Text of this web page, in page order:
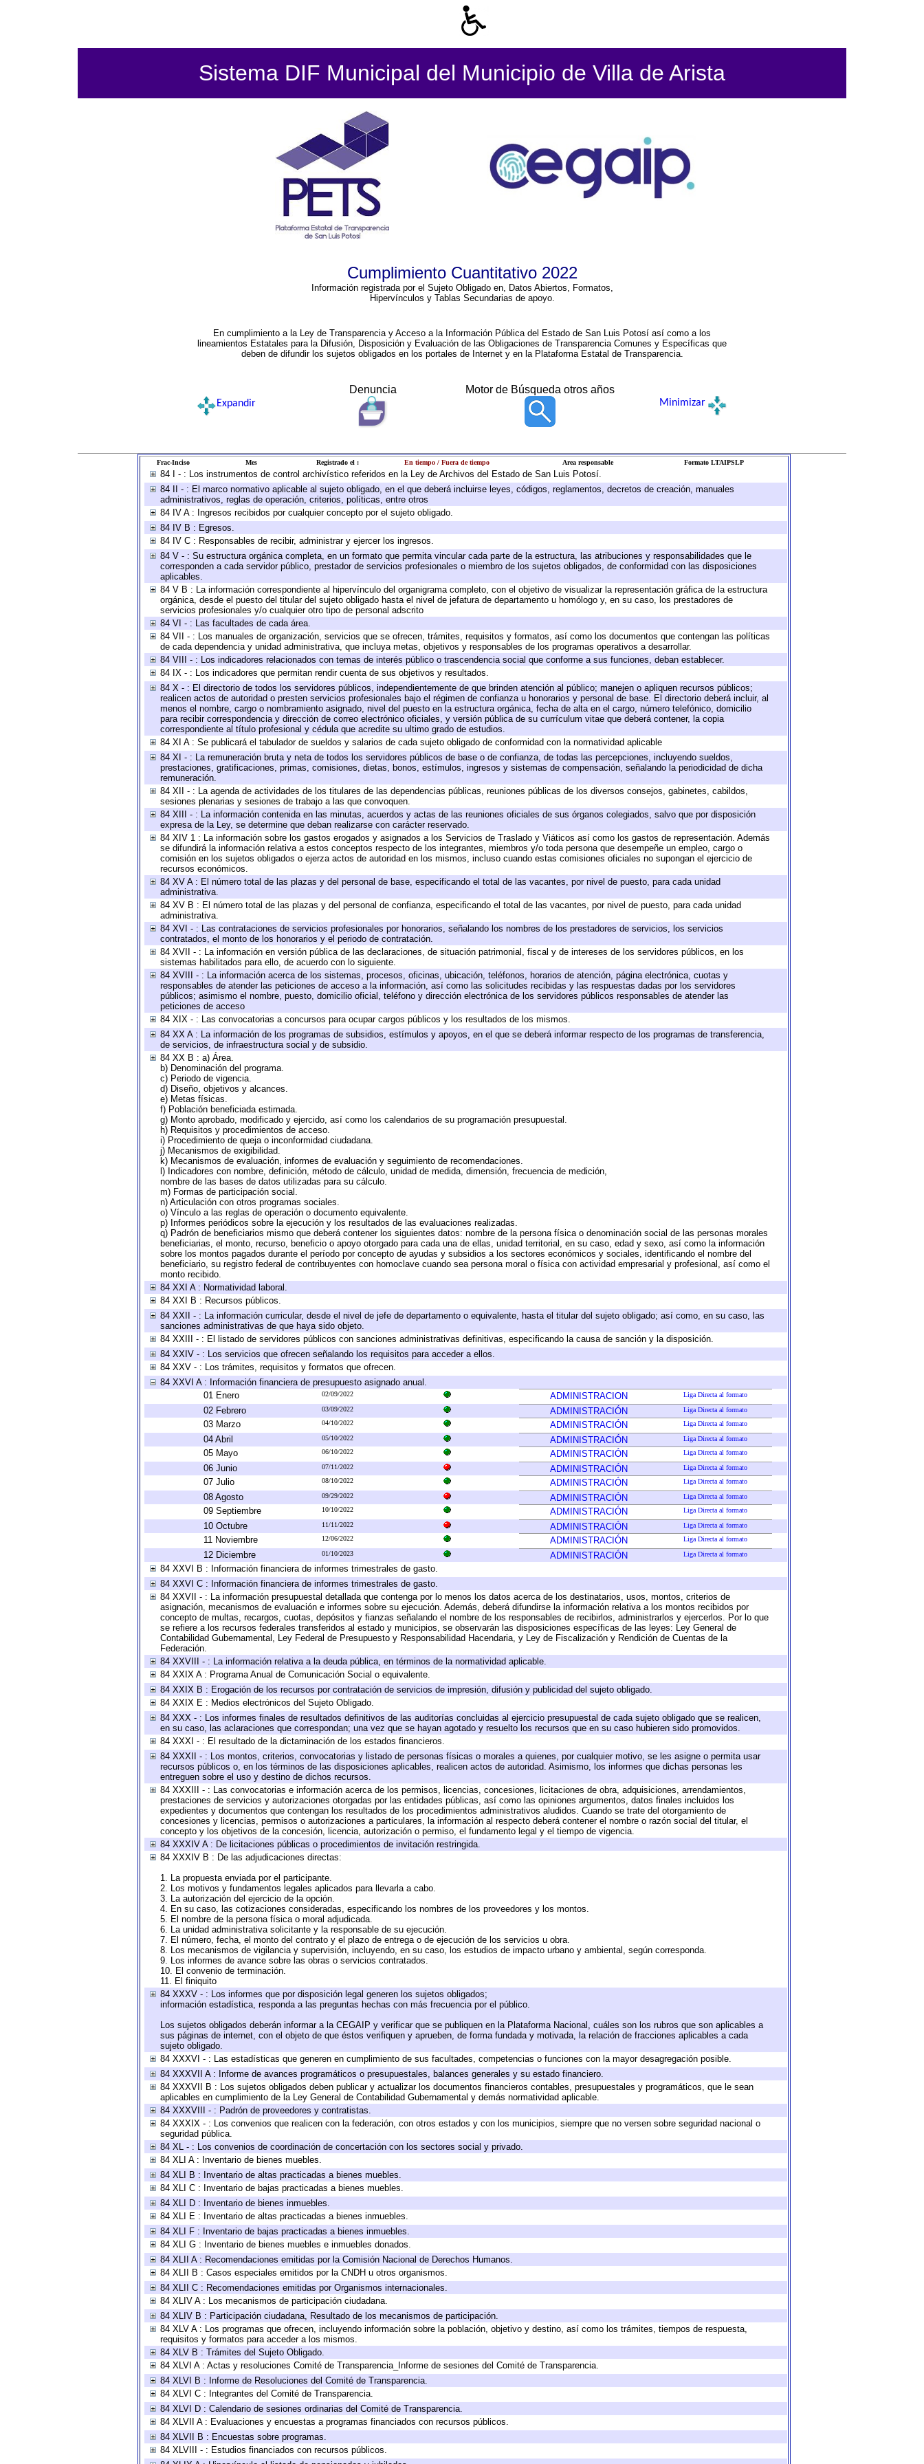
Sistema DIF Municipal del Municipio de Villa de Arista
Cumplimiento Cuantitativo 2022
Información registrada por el Sujeto Obligado en, Datos Abiertos, Formatos,
Hipervínculos y Tablas Secundarias de apoyo.
En cumplimiento a la Ley de Transparencia y Acceso a la Información Pública del Estado de San Luis Potosí así como a los
lineamientos Estatales para la Difusión, Disposición y Evaluación de las Obligaciones de Transparencia Comunes y Específicas que
deben de difundir los sujetos obligados en los portales de Internet y en la Plataforma Estatal de Transparencia.
Denuncia Motor de Búsqueda otros años
Expandir Minimizar
Frac-Inciso Mes Registrado el : En tiempo / Fuera de tiempo Area responsable Formato LTAIPSLP
84 I - : Los instrumentos de control archivístico referidos en la Ley de Archivos del Estado de San Luis Potosí.
84 II - : El marco normativo aplicable al sujeto obligado, en el que deberá incluirse leyes, códigos, reglamentos, decretos de creación, manuales
administrativos, reglas de operación, criterios, políticas, entre otros
84 IV A : Ingresos recibidos por cualquier concepto por el sujeto obligado.
84 IV B : Egresos.
84 IV C : Responsables de recibir, administrar y ejercer los ingresos.
84 V - : Su estructura orgánica completa, en un formato que permita vincular cada parte de la estructura, las atribuciones y responsabilidades que le
corresponden a cada servidor público, prestador de servicios profesionales o miembro de los sujetos obligados, de conformidad con las disposiciones
aplicables.
84 V B : La información correspondiente al hipervínculo del organigrama completo, con el objetivo de visualizar la representación gráfica de la estructura
orgánica, desde el puesto del titular del sujeto obligado hasta el nivel de jefatura de departamento u homólogo y, en su caso, los prestadores de
servicios profesionales y/o cualquier otro tipo de personal adscrito
84 VI - : Las facultades de cada área.
84 VII - : Los manuales de organización, servicios que se ofrecen, trámites, requisitos y formatos, así como los documentos que contengan las políticas
de cada dependencia y unidad administrativa, que incluya metas, objetivos y responsables de los programas operativos a desarrollar.
84 VIII - : Los indicadores relacionados con temas de interés público o trascendencia social que conforme a sus funciones, deban establecer.
84 IX - : Los indicadores que permitan rendir cuenta de sus objetivos y resultados.
84 X - : El directorio de todos los servidores públicos, independientemente de que brinden atención al público; manejen o apliquen recursos públicos;
realicen actos de autoridad o presten servicios profesionales bajo el régimen de confianza u honorarios y personal de base. El directorio deberá incluir, al
menos el nombre, cargo o nombramiento asignado, nivel del puesto en la estructura orgánica, fecha de alta en el cargo, número telefónico, domicilio
para recibir correspondencia y dirección de correo electrónico oficiales, y versión pública de su currículum vitae que deberá contener, la copia
correspondiente al título profesional y cédula que acredite su ultimo grado de estudios.
84 XI A : Se publicará el tabulador de sueldos y salarios de cada sujeto obligado de conformidad con la normatividad aplicable
84 XI - : La remuneración bruta y neta de todos los servidores públicos de base o de confianza, de todas las percepciones, incluyendo sueldos,
prestaciones, gratificaciones, primas, comisiones, dietas, bonos, estímulos, ingresos y sistemas de compensación, señalando la periodicidad de dicha
remuneración.
84 XII - : La agenda de actividades de los titulares de las dependencias públicas, reuniones públicas de los diversos consejos, gabinetes, cabildos,
sesiones plenarias y sesiones de trabajo a las que convoquen.
84 XIII - : La información contenida en las minutas, acuerdos y actas de las reuniones oficiales de sus órganos colegiados, salvo que por disposición
expresa de la Ley, se determine que deban realizarse con carácter reservado.
84 XIV 1 : La información sobre los gastos erogados y asignados a los Servicios de Traslado y Viáticos así como los gastos de representación. Además
se difundirá la información relativa a estos conceptos respecto de los integrantes, miembros y/o toda persona que desempeñe un empleo, cargo o
comisión en los sujetos obligados o ejerza actos de autoridad en los mismos, incluso cuando estas comisiones oficiales no supongan el ejercicio de
recursos económicos.
84 XV A : El número total de las plazas y del personal de base, especificando el total de las vacantes, por nivel de puesto, para cada unidad
administrativa.
84 XV B : El número total de las plazas y del personal de confianza, especificando el total de las vacantes, por nivel de puesto, para cada unidad
administrativa.
84 XVI - : Las contrataciones de servicios profesionales por honorarios, señalando los nombres de los prestadores de servicios, los servicios
contratados, el monto de los honorarios y el periodo de contratación.
84 XVII - : La información en versión pública de las declaraciones, de situación patrimonial, fiscal y de intereses de los servidores públicos, en los
sistemas habilitados para ello, de acuerdo con lo siguiente.
84 XVIII - : La información acerca de los sistemas, procesos, oficinas, ubicación, teléfonos, horarios de atención, página electrónica, cuotas y
responsables de atender las peticiones de acceso a la información, así como las solicitudes recibidas y las respuestas dadas por los servidores
públicos; asimismo el nombre, puesto, domicilio oficial, teléfono y dirección electrónica de los servidores públicos responsables de atender las
peticiones de acceso
84 XIX - : Las convocatorias a concursos para ocupar cargos públicos y los resultados de los mismos.
84 XX A : La información de los programas de subsidios, estímulos y apoyos, en el que se deberá informar respecto de los programas de transferencia,
de servicios, de infraestructura social y de subsidio.
84 XX B : a) Área.
b) Denominación del programa.
c) Periodo de vigencia.
d) Diseño, objetivos y alcances.
e) Metas físicas.
f) Población beneficiada estimada.
g) Monto aprobado, modificado y ejercido, así como los calendarios de su programación presupuestal.
h) Requisitos y procedimientos de acceso.
i) Procedimiento de queja o inconformidad ciudadana.
j) Mecanismos de exigibilidad.
k) Mecanismos de evaluación, informes de evaluación y seguimiento de recomendaciones.
l) Indicadores con nombre, definición, método de cálculo, unidad de medida, dimensión, frecuencia de medición,
nombre de las bases de datos utilizadas para su cálculo.
m) Formas de participación social.
n) Articulación con otros programas sociales.
o) Vínculo a las reglas de operación o documento equivalente.
p) Informes periódicos sobre la ejecución y los resultados de las evaluaciones realizadas.
q) Padrón de beneficiarios mismo que deberá contener los siguientes datos: nombre de la persona física o denominación social de las personas morales
beneficiarias, el monto, recurso, beneficio o apoyo otorgado para cada una de ellas, unidad territorial, en su caso, edad y sexo, así como la información
sobre los montos pagados durante el período por concepto de ayudas y subsidios a los sectores económicos y sociales, identificando el nombre del
beneficiario, su registro federal de contribuyentes con homoclave cuando sea persona moral o física con actividad empresarial y profesional, así como el
monto recibido.
84 XXI A : Normatividad laboral.
84 XXI B : Recursos públicos.
84 XXII - : La información curricular, desde el nivel de jefe de departamento o equivalente, hasta el titular del sujeto obligado; así como, en su caso, las
sanciones administrativas de que haya sido objeto.
84 XXIII - : El listado de servidores públicos con sanciones administrativas definitivas, especificando la causa de sanción y la disposición.
84 XXIV - : Los servicios que ofrecen señalando los requisitos para acceder a ellos.
84 XXV - : Los trámites, requisitos y formatos que ofrecen.
84 XXVI A : Información financiera de presupuesto asignado anual.
01 Enero
02/09/2022 ADMINISTRACION Liga Directa al formato
02 Febrero 03/09/2022 ADMINISTRACIÓN Liga Directa al formato
03 Marzo 04/10/2022 ADMINISTRACIÓN Liga Directa al formato
04 Abril 05/10/2022 ADMINISTRACIÓN Liga Directa al formato
05 Mayo 06/10/2022 ADMINISTRACIÓN Liga Directa al formato
06 Junio 07/11/2022 ADMINISTRACIÓN Liga Directa al formato
07 Julio 08/10/2022 ADMINISTRACIÓN Liga Directa al formato
08 Agosto 09/29/2022 ADMINISTRACIÓN Liga Directa al formato
09 Septiembre 10/10/2022 ADMINISTRACIÓN Liga Directa al formato
10 Octubre 11/11/2022 ADMINISTRACIÓN Liga Directa al formato
11 Noviembre 12/06/2022 ADMINISTRACIÓN Liga Directa al formato
12 Diciembre 01/10/2023 ADMINISTRACIÓN Liga Directa al formato
84 XXVI B : Información financiera de informes trimestrales de gasto.
84 XXVI C : Información financiera de informes trimestrales de gasto.
84 XXVII - : La información presupuestal detallada que contenga por lo menos los datos acerca de los destinatarios, usos, montos, criterios de
asignación, mecanismos de evaluación e informes sobre su ejecución. Además, deberá difundirse la información relativa a los montos recibidos por
concepto de multas, recargos, cuotas, depósitos y fianzas señalando el nombre de los responsables de recibirlos, administrarlos y ejercerlos. Por lo que
se refiere a los recursos federales transferidos al estado y municipios, se observarán las disposiciones específicas de las leyes: Ley General de
Contabilidad Gubernamental, Ley Federal de Presupuesto y Responsabilidad Hacendaria, y Ley de Fiscalización y Rendición de Cuentas de la
Federación.
84 XXVIII - : La información relativa a la deuda pública, en términos de la normatividad aplicable.
84 XXIX A : Programa Anual de Comunicación Social o equivalente.
84 XXIX B : Erogación de los recursos por contratación de servicios de impresión, difusión y publicidad del sujeto obligado.
84 XXIX E : Medios electrónicos del Sujeto Obligado.
84 XXX - : Los informes finales de resultados definitivos de las auditorías concluidas al ejercicio presupuestal de cada sujeto obligado que se realicen,
en su caso, las aclaraciones que correspondan; una vez que se hayan agotado y resuelto los recursos que en su caso hubieren sido promovidos.
84 XXXI - : El resultado de la dictaminación de los estados financieros.
84 XXXII - : Los montos, criterios, convocatorias y listado de personas físicas o morales a quienes, por cualquier motivo, se les asigne o permita usar
recursos públicos o, en los términos de las disposiciones aplicables, realicen actos de autoridad. Asimismo, los informes que dichas personas les
entreguen sobre el uso y destino de dichos recursos.
84 XXXIII - : Las convocatorias e información acerca de los permisos, licencias, concesiones, licitaciones de obra, adquisiciones, arrendamientos,
prestaciones de servicios y autorizaciones otorgadas por las entidades públicas, así como las opiniones argumentos, datos finales incluidos los
expedientes y documentos que contengan los resultados de los procedimientos administrativos aludidos. Cuando se trate del otorgamiento de
concesiones y licencias, permisos o autorizaciones a particulares, la información al respecto deberá contener el nombre o razón social del titular, el
concepto y los objetivos de la concesión, licencia, autorización o permiso, el fundamento legal y el tiempo de vigencia.
84 XXXIV A : De licitaciones públicas o procedimientos de invitación restringida.
84 XXXIV B : De las adjudicaciones directas:
1. La propuesta enviada por el participante.
2. Los motivos y fundamentos legales aplicados para llevarla a cabo.
3. La autorización del ejercicio de la opción.
4. En su caso, las cotizaciones consideradas, especificando los nombres de los proveedores y los montos.
5. El nombre de la persona física o moral adjudicada.
6. La unidad administrativa solicitante y la responsable de su ejecución.
7. El número, fecha, el monto del contrato y el plazo de entrega o de ejecución de los servicios u obra.
8. Los mecanismos de vigilancia y supervisión, incluyendo, en su caso, los estudios de impacto urbano y ambiental, según corresponda.
9. Los informes de avance sobre las obras o servicios contratados.
10. El convenio de terminación.
11. El finiquito
84 XXXV - : Los informes que por disposición legal generen los sujetos obligados;
información estadística, responda a las preguntas hechas con más frecuencia por el público.
Los sujetos obligados deberán informar a la CEGAIP y verificar que se publiquen en la Plataforma Nacional, cuáles son los rubros que son aplicables a
sus páginas de internet, con el objeto de que éstos verifiquen y aprueben, de forma fundada y motivada, la relación de fracciones aplicables a cada
sujeto obligado.
84 XXXVI - : Las estadísticas que generen en cumplimiento de sus facultades, competencias o funciones con la mayor desagregación posible.
84 XXXVII A : Informe de avances programáticos o presupuestales, balances generales y su estado financiero.
84 XXXVII B : Los sujetos obligados deben publicar y actualizar los documentos financieros contables, presupuestales y programáticos, que le sean
aplicables en cumplimiento de la Ley General de Contabilidad Gubernamental y demás normatividad aplicable.
84 XXXVIII - : Padrón de proveedores y contratistas.
84 XXXIX - : Los convenios que realicen con la federación, con otros estados y con los municipios, siempre que no versen sobre seguridad nacional o
seguridad pública.
84 XL - : Los convenios de coordinación de concertación con los sectores social y privado.
84 XLI A : Inventario de bienes muebles.
84 XLI B : Inventario de altas practicadas a bienes muebles.
84 XLI C : Inventario de bajas practicadas a bienes muebles.
84 XLI D : Inventario de bienes inmuebles.
84 XLI E : Inventario de altas practicadas a bienes inmuebles.
84 XLI F : Inventario de bajas practicadas a bienes inmuebles.
84 XLI G : Inventario de bienes muebles e inmuebles donados.
84 XLII A : Recomendaciones emitidas por la Comisión Nacional de Derechos Humanos.
84 XLII B : Casos especiales emitidos por la CNDH u otros organismos.
84 XLII C : Recomendaciones emitidas por Organismos internacionales.
84 XLIV A : Los mecanismos de participación ciudadana.
84 XLIV B : Participación ciudadana, Resultado de los mecanismos de participación.
84 XLV A : Los programas que ofrecen, incluyendo información sobre la población, objetivo y destino, así como los trámites, tiempos de respuesta,
requisitos y formatos para acceder a los mismos.
84 XLV B : Trámites del Sujeto Obligado.
84 XLVI A : Actas y resoluciones Comité de Transparencia_Informe de sesiones del Comité de Transparencia.
84 XLVI B : Informe de Resoluciones del Comité de Transparencia.
84 XLVI C : Integrantes del Comité de Transparencia.
84 XLVI D : Calendario de sesiones ordinarias del Comité de Transparencia.
84 XLVII A : Evaluaciones y encuestas a programas financiados con recursos públicos.
84 XLVII B : Encuestas sobre programas.
84 XLVIII - : Estudios financiados con recursos públicos.